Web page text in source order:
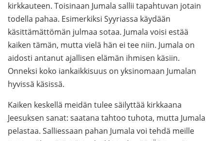
kirkkauteen. Toisinaan Jumala sallii tapahtuvan jotain
todella pahaa. Esimerkiksi Syyriassa käydään
käsittämättömän julmaa sotaa. Jumala voisi estää
kaiken tämän, mutta vielä hän ei tee niin. Jumala on
aidosti antanut ajallisen elämän ihmisen käsiin.
Onneksi koko iankaikkisuus on yksinomaan Jumalan
hyvissä käsissä.
Kaiken keskellä meidän tulee säilyttää kirkkaana
Jeesuksen sanat: saatana tahtoo tuhota, mutta Jumala
pelastaa. Salliessaan pahan Jumala voi tehdä meille